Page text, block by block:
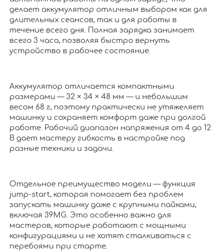
делает аккумулятор отличным выбором как для
длительных сеансов, так и для работы в
течение всего дня. Полная зарядка занимает
всего 3 часа, позволяя быстро вернуть
устройство в рабочее состояние.
Аккумулятор отличается компактными
размерами — 32 × 34 × 48 мм — и небольшим
весом 68 г, поэтому практически не утяжеляет
машинку и сохраняет комфорт даже при долгой
работе. Рабочий диапазон напряжения от 4 до 12
В дает мастеру гибкость в настройке под
разные техники и задачи.
Отдельное преимущество модели — функция
jump-start, которая помогает без проблем
запускать машинку даже с крупными пайками,
включая 39MG. Это особенно важно для
мастеров, которые работают с мощными
конфигурациями и не хотят сталкиваться с
перебоями при старте.